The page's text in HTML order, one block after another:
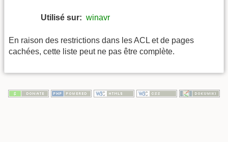
Utilisé sur: winavr
En raison des restrictions dans les ACL et de pages
cachées, cette liste peut ne pas être complète.